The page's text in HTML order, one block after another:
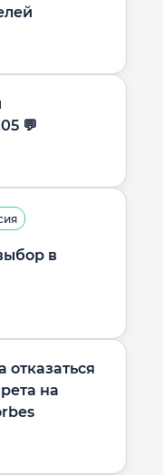
💬
в
отказаться
на
— Forbes